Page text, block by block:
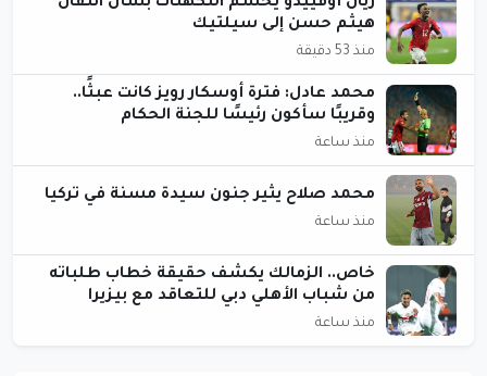
هيثم حسن إلى سيلتيك
منذ 53 دقيقة
محمد عادل: فترة أوسكار رويز كانت عبثًا..
وقريبًا سأكون رئيسًا للجنة الحكام
منذ ساعة
محمد صلاح يثير جنون سيدة مسنة في تركيا
منذ ساعة
خاص.. الزمالك يكشف حقيقة خطاب طلباته
من شباب الأهلي دبي للتعاقد مع بيزيرا
منذ ساعة